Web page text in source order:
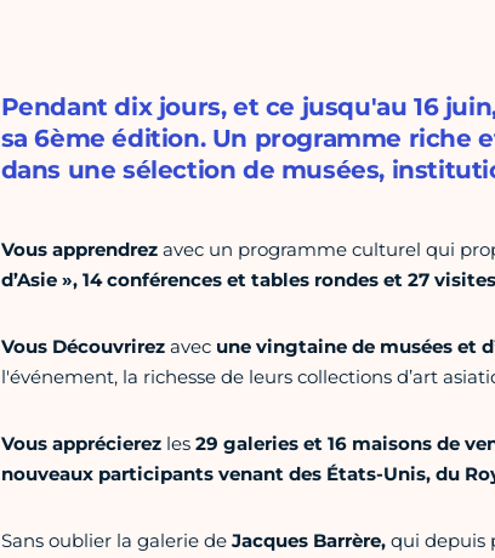
Pendant dix jours, et ce jusqu'au 16
sa 6ème édition. Un programme riche
dans une sélection de musées,
Vous apprendrez avec un programme culturel qui
d’Asie », 14 conférences et tables rondes et 27
Vous Découvrirezavecune vingtaine de musées et
l'événement, la richesse de leurs collections d’art
Vous apprécierezles 29 galeries et 16 maisons de
nouveaux participants venant des États-Unis, du
Sans oublier la galerie de Jacques Barrère, qui depuis